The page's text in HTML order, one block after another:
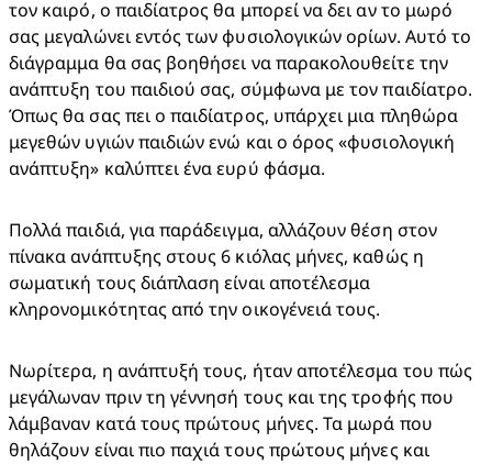
τον καιρό, ο παιδίατρος θα μπορεί να δει αν το μωρό
σας μεγαλώνει εντός των φυσιολογικών ορίων. Αυτό το
διάγραμμα θα σας βοηθήσει να παρακολουθείτε την
ανάπτυξη του παιδιού σας, σύμφωνα με τον παιδίατρο.
Όπως θα σας πει ο παιδίατρος, υπάρχει μια πληθώρα
μεγεθών υγιών παιδιών ενώ και ο όρος «φυσιολογική
ανάπτυξη» καλύπτει ένα ευρύ φάσμα.
Πολλά παιδιά, για παράδειγμα, αλλάζουν θέση στον
πίνακα ανάπτυξης στους 6 κιόλας μήνες, καθώς η
σωματική τους διάπλαση είναι αποτέλεσμα
κληρονομικότητας από την οικογένειά τους.
Νωρίτερα, η ανάπτυξή τους, ήταν αποτέλεσμα του πώς
μεγάλωναν πριν τη γέννησή τους και της τροφής που
λάμβαναν κατά τους πρώτους μήνες. Τα μωρά που
θηλάζουν είναι πιο παχιά τους πρώτους μήνες και